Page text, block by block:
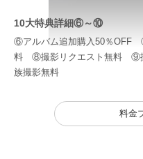
10大特典詳細⑥～⑩
⑥アルバム追加購入50％OFF
料 ⑧撮影リクエスト無料 ⑨
族撮影無料
料金